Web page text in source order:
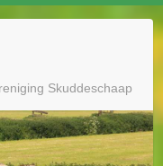
Skuddeschaap